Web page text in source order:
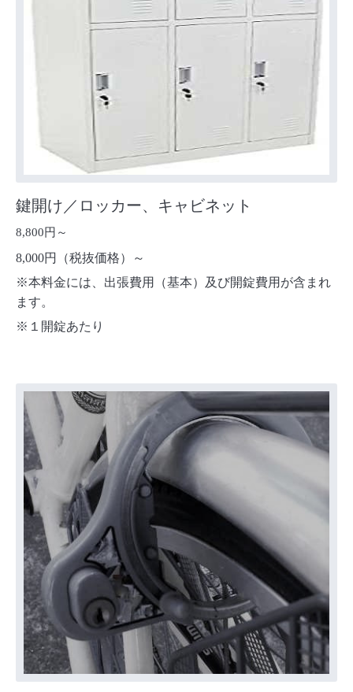
鍵開け／ロッカー、キャビネット
8,800円～
8,000円（税抜価格）～
※本料金には、出張費用（基本）及び開錠費用が含まれ
ます。
※１開錠あたり